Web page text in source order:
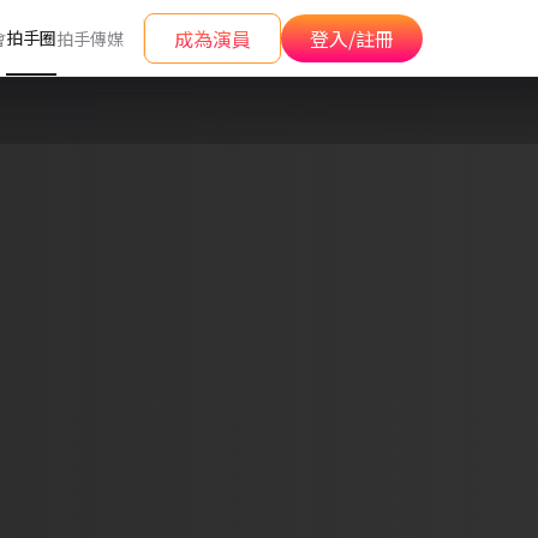
拍手圈拍手傳媒 成為演員 登入/註冊